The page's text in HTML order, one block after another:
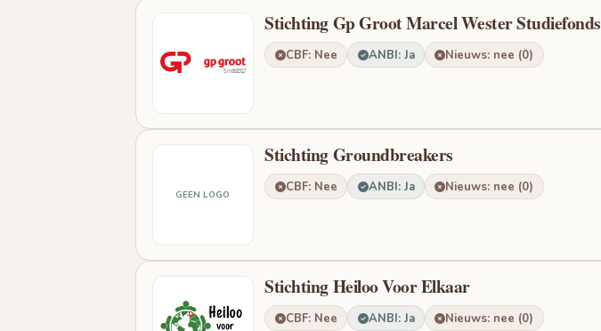
Stichting Gp Groot Marcel Wester Studiefonds
CBF: Nee ANBI: Ja Nieuws: nee (0)
GEEN LOGO
Stichting Groundbreakers
CBF: Nee ANBI: Ja Nieuws: nee (0)
Stichting Heiloo Voor Elkaar
CBF: Nee ANBI: Ja Nieuws: nee (0)